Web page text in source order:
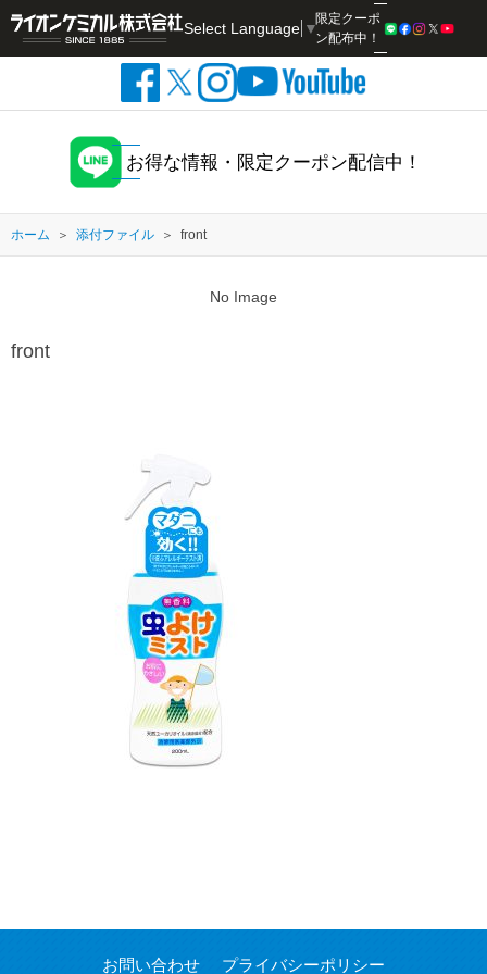
Select Language ▼
限定クーポ
ン配布中！
お得な情報・限定クーポン配信中！
ホーム 添付ファイル front
No Image
front
お問い合わせ プライバシーポリシー
検索